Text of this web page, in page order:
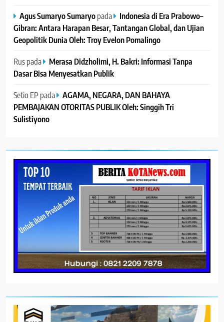
Agus Sumaryo Sumaryopada
Indonesia di Era Prabowo–
Gibran: Antara Harapan Besar, Tantangan Global, dan Ujian
Geopolitik Dunia Oleh: Troy Evelon Pomalingo
Ruspada
Merasa Didzholimi, H. Bakri: Informasi Tanpa
Dasar Bisa Menyesatkan Publik
Setio EP pada
AGAMA, NEGARA, DAN BAHAYA
PEMBAJAKAN OTORITAS PUBLIK Oleh: Singgih Tri
Sulistiyono